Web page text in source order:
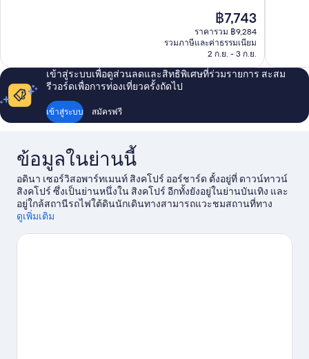
199
รีวิว
ราคา
ปัจจุบัน
คือ
฿7,743
฿7,743
ราคารวม ฿9,284
รวมภาษีและค่าธรรมเนียม
2 ก.ย. - 3 ก.ย.
รีวิว
เข้าสู่ระบบเพื่อดูส่วนลดและสิทธิพิเศษที่ร่วมรายการ สะสม
รีวอร์ดเพื่อการท่องเที่ยวครั้งถัดไป
เข้าสู่ระบบ สมัครฟรี
ข้อมูลในย่านนี้
อดินา เซอร์วิสอพาร์ทเมนท์ สิงคโปร์ ออร์ชาร์ด ตั้งอยู่ที่ ดาวน์ทาวน์
สิงคโปร์ ซึ่งเป็นย่านหนึ่งใน สิงคโปร์ อีกทั้งยังอยู่ในย่านบันเทิง และ
อยู่ใกล้สถานีรถไฟใต้ดินนักเดินทางสามารถแวะชมสถานที่ทาง
วัฒนธรรมอย่าง พิพิธภัณฑ์แห่งชาติสิงคโปร์ ส่วนถ้าใครอยากช้อปก็
ควรพลาด ศูนย์วัฒนธรรม Ngee Ann
ดูเพิ่มเติม